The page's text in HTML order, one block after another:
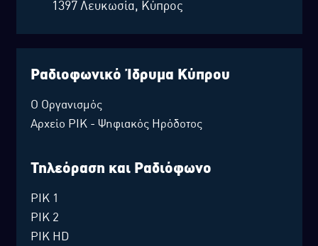
1397 Λευκωσία, Κύπρος
Ραδιοφωνικό Ίδρυμα Κύπρου
Ο Οργανισμός
Αρχείο ΡΙΚ - Ψηφιακός Ηρόδοτος
Τηλεόραση και Ραδιόφωνο
ΡΙΚ 1
ΡΙΚ 2
ΡΙΚ HD